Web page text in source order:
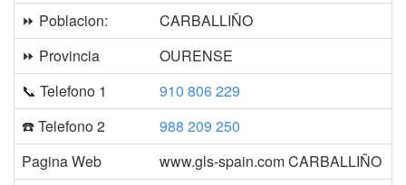
⏩ Poblacion:
CARBALLIÑO
⏩ Provincia
OURENSE
📞 Telefono 1
910 806 229
☎️ Telefono 2
988 209 250
Pagina Web
www.gls-spain.com CARBALLIÑO